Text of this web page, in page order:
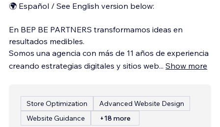
🌍 Español / See English version below:
En BEP BE PARTNERS transformamos ideas en
resultados medibles.
Somos una agencia con más de 11 años de experiencia
creando estrategias digitales y sitios web... Show more
Store Optimization
Advanced Website Design
Website Guidance
+18 more